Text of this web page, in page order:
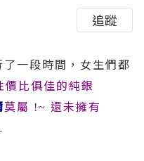
追蹤
了一段時間，女生們都
價比俱佳的純銀
莫屬 !~ 還未擁有